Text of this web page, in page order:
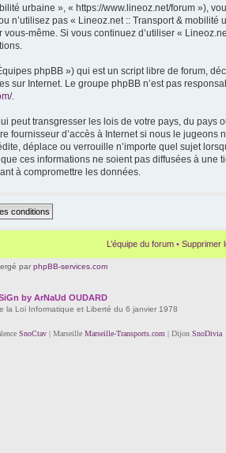
urbaine », « https://www.lineoz.net/forum »),
n’utilisez pas « Lineoz.net :: Transport &
même. Si vous continuez d’utiliser «
phpBB ») qui est un script libre de forum,
sur Internet. Le groupe phpBB n’est pas
.
transgresser les lois de votre pays, du pays
d’accès à Internet si nous le jugeons
déplace ou verrouille n’importe quel sujet
ces informations ne soient pas diffusées à une
à compromettre les données.
L’équipe du forum • Supprimer
par phpBB-services.com
by ArNaUd OUDARD
la Loi Informatique et Liberté du 6 janvier 1978
SnoCtav| Marseille Marseille-Transports.com | Dijon SnoDivia